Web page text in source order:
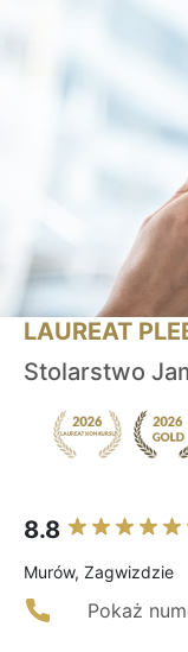
LAUREAT
Stolarstwo
8.8
Murów, Zagwizdzie
Pokaż